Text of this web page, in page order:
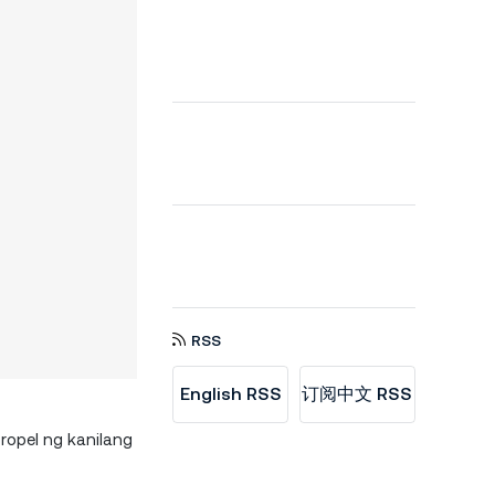
ng kanilang
RSS
English RSS 订阅中文 RSS